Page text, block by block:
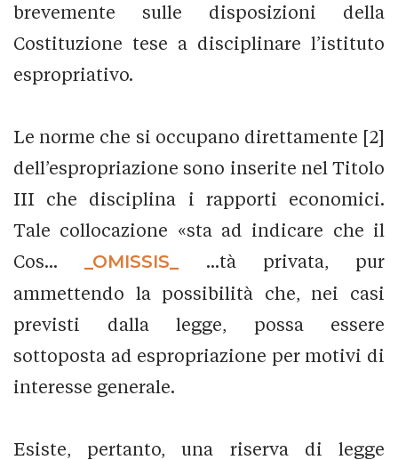
brevemente sulle disposizioni della
Costituzione tese a disciplinare l’istituto
espropriativo.
Le norme che si occupano direttamente [2]
dell’espropriazione sono inserite nel Titolo
III che disciplina i rapporti economici.
Tale collocazione «sta ad indicare che il
Cos...
_OMISSIS_
...tà privata, pur
ammettendo la possibilità che, nei casi
previsti dalla legge, possa essere
sottoposta ad espropriazione per motivi di
interesse generale.
Esiste, pertanto, una riserva di legge